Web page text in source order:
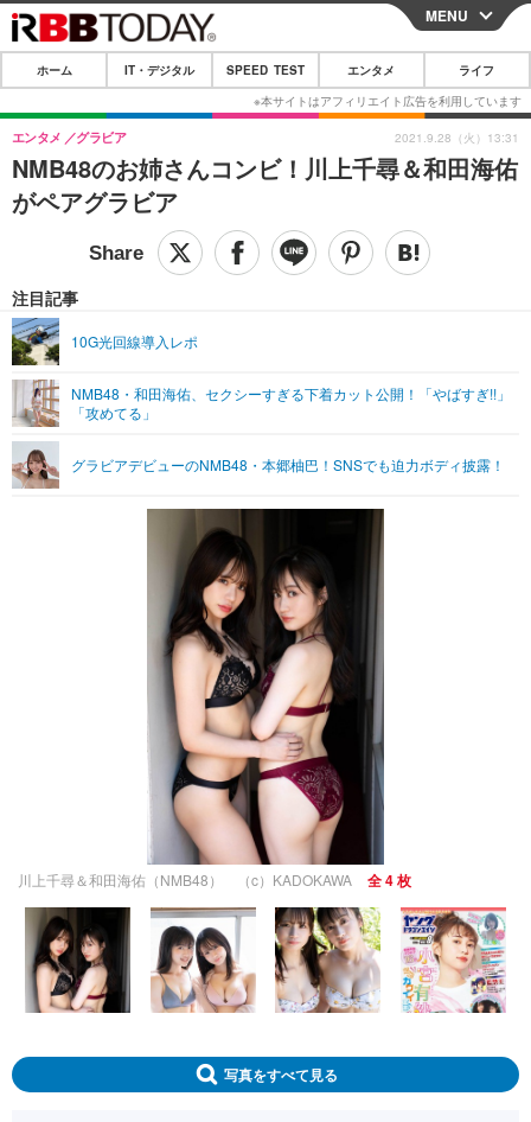
CLOSE
ホーム
IT・デジタル
IT・デジタルTOP スマートフォン
ショッピング その他
SPEED TEST
エンタメTOP 映画・ドラマ
グラビア
ショッピング その他
ライフTOP
その他
リリース一覧
プッシュ通知の停止方法
MENU
ホーム IT・デジタル SPEED TEST エンタメ ライフ
NMB48のお姉さんコンビ！川上千尋＆和田海佑
がペアグラビア
エンタメ グラビア
注目記事
10G光回線導入レポ
NMB48・和田海佑、セクシーすぎる下着カット公開！「やばすぎ!!」
「攻めてる」
グラビアデビューのNMB48・本郷柚巴！SNSでも迫力ボディ披露！
2021.9.28（火）13:31
川上千尋＆和田海佑（NMB48） （c）KADOKAWA 全 4 枚
写真をすべて見る